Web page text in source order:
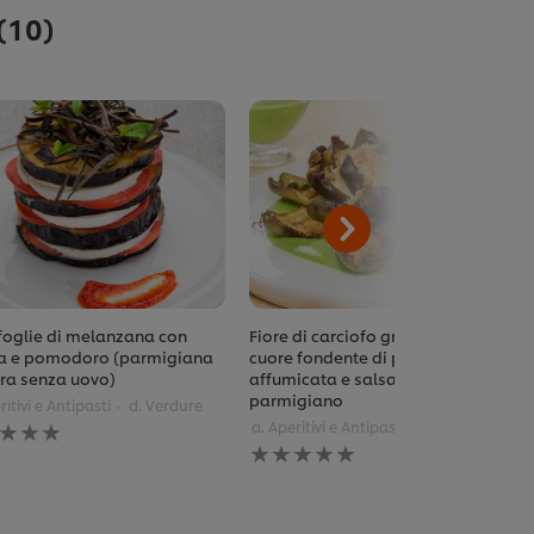
di melanzana con
e pomodoro (parmigiana
senza uovo)
e Antipasti d. Verdure
Fiore di carciofo gratinato con
cuore fondente di provola
affumicata e salsa verde al
parmigiano
a. Aperitivi e Antipasti
Nessuna
valutazione